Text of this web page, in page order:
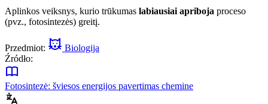
Aplinkos veiksnys, kurio trūkumas labiausiai apriboja proceso
(pvz., fotosintezės) greitį.
Przedmiot:
Biologija
Źródło:
Fotosintezė: šviesos energijos pavertimas chemine